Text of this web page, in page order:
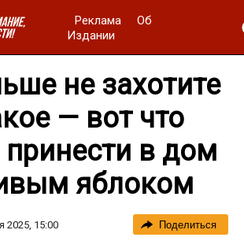
Реклама
Об
Издании
не захотите
— вот что
в дом
яблоком
2025, 15:00 Поделиться